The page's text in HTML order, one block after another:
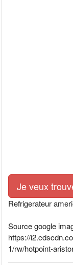
Je veux
Refrigerateur
Source google
https://
1/rw/hotpoint-